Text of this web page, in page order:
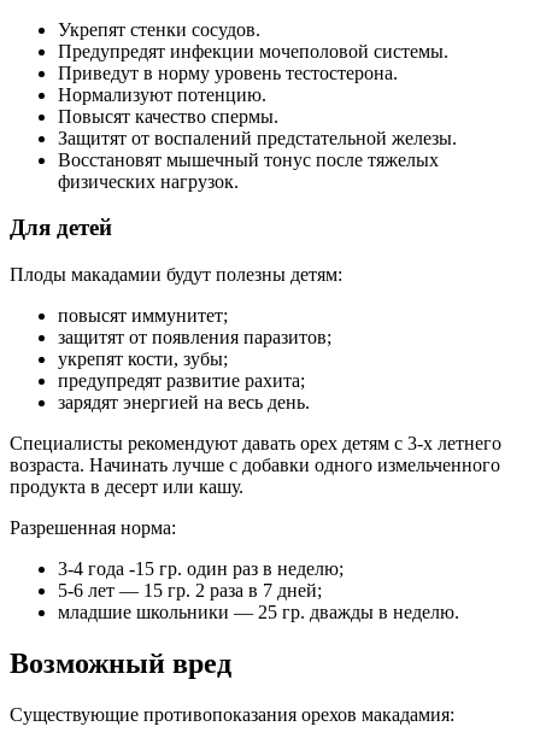
Укрепят стенки сосудов.
Предупредят инфекции мочеполовой системы.
Приведут в норму уровень тестостерона.
Нормализуют потенцию.
Повысят качество спермы.
Защитят от воспалений предстательной железы.
Восстановят мышечный тонус после тяжелых
физических нагрузок.
Для детей
Плоды макадамии будут полезны детям:
повысят иммунитет;
защитят от появления паразитов;
укрепят кости, зубы;
предупредят развитие рахита;
зарядят энергией на весь день.
Специалисты рекомендуют давать орех детям с 3-х летнего
возраста. Начинать лучше с добавки одного измельченного
продукта в десерт или кашу.
Разрешенная норма:
3-4 года -15 гр. один раз в неделю;
5-6 лет — 15 гр. 2 раза в 7 дней;
младшие школьники — 25 гр. дважды в неделю.
Возможный вред
Существующие противопоказания орехов макадамия: